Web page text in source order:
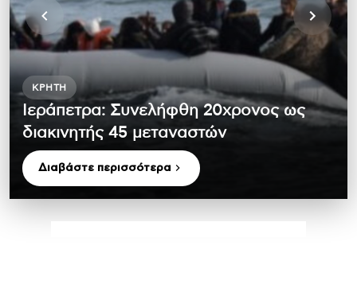
ΚΡΉΤΗ
Ιεράπετρα: Συνελήφθη 20χρονος ως
διακινητής 45 μεταναστών
Διαβάστε περισσότερα